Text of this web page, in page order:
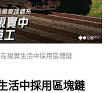
現實生活中採用區塊鏈
活中採用區塊鏈